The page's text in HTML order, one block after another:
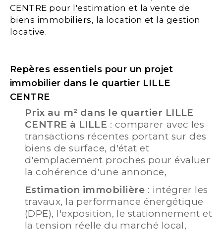
CENTRE pour l'estimation et la vente de
biens immobiliers, la location et la gestion
locative.
Repères essentiels pour un projet
immobilier dans le quartier LILLE
CENTRE
Prix au m² dans le quartier LILLE
CENTRE à LILLE : comparer avec les
transactions récentes portant sur des
biens de surface, d'état et
d'emplacement proches pour évaluer
la cohérence d'une annonce,
Estimation immobilière : intégrer les
travaux, la performance énergétique
(DPE), l'exposition, le stationnement et
la tension réelle du marché local,